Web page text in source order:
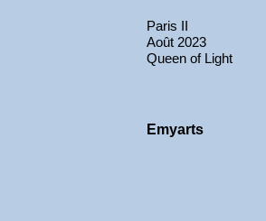
Paris II
Août 2023
Queen of Light
Emyarts